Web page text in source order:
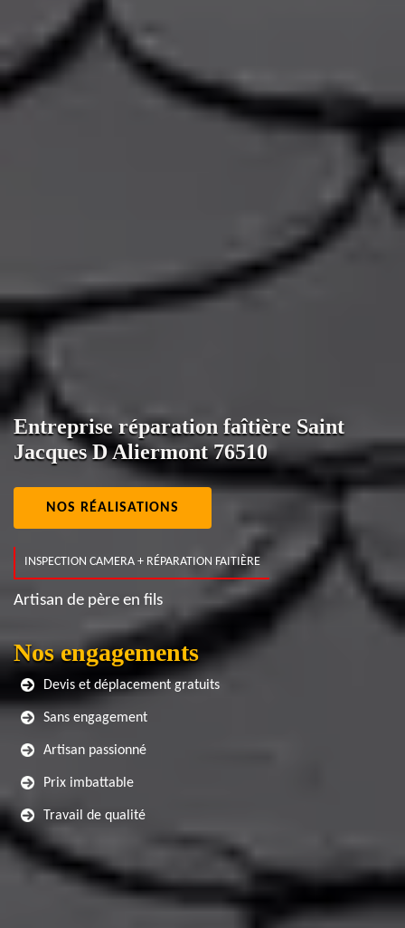
Entreprise réparation faîtière Saint
Jacques D Aliermont 76510
NOS RÉALISATIONS
INSPECTION CAMERA + RÉPARATION FAITIÈRE
Artisan de père en fils
Nos engagements
Devis et déplacement gratuits
Sans engagement
Artisan passionné
Prix imbattable
Travail de qualité